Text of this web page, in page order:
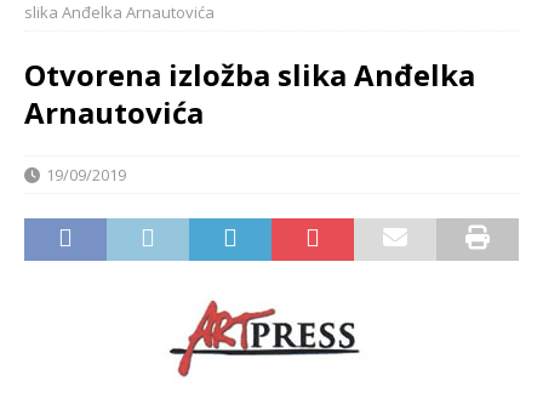
slika Anđelka Arnautovića
Otvorena izložba slika Anđelka
Arnautovića
19/09/2019